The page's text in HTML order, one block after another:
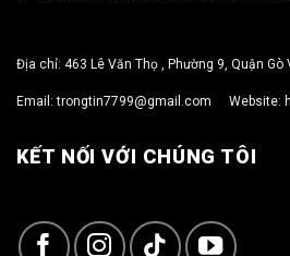
Địa chỉ: 463 Lê Văn Thọ , Phường 9, Quận Gò
Email:trongtin7799@gmail.com Website:
KẾT NỐI VỚI CHÚNG TÔI